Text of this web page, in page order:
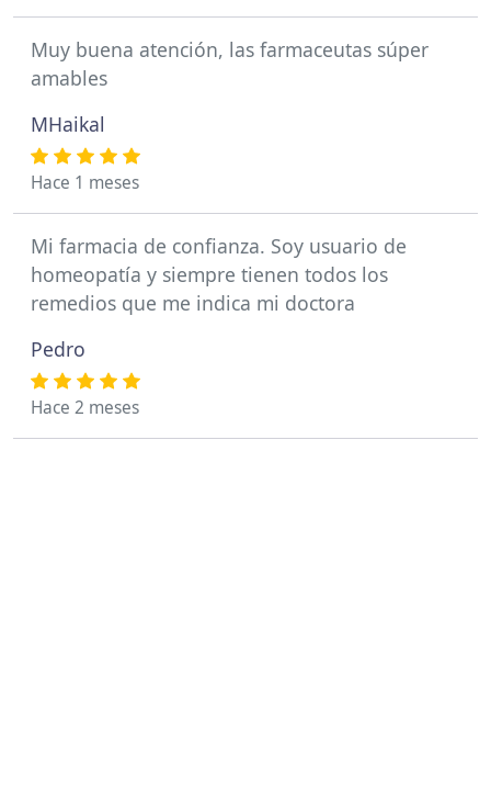
Muy buena atención, las farmaceutas súper
amables
MHaikal
Hace 1 meses
Mi farmacia de confianza. Soy usuario de
homeopatía y siempre tienen todos los
remedios que me indica mi doctora
Pedro
Hace 2 meses